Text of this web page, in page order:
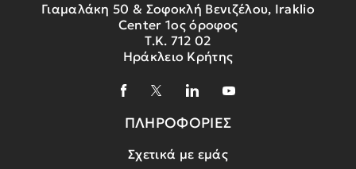
Γιαμαλάκη 50 & Σοφοκλή Βενιζέλου, Iraklio
Center 1ος όροφος
Τ.Κ. 712 02
Ηράκλειο Κρήτης
ΠΛΗΡΟΦΟΡΙΕΣ
Σχετικά με εμάς